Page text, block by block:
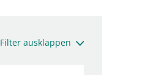
Filter ausklappen